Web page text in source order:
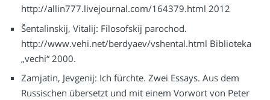
http://allin777.livejournal.com/164379.html 2012
Šentalinskij, Vitalij: Filosofskij parochod.
http://www.vehi.net/berdyaev/vshental.html Biblioteka
„vechi“ 2000.
Zamjatin, Jevgenij: Ich fürchte. Zwei Essays. Aus dem
Russischen übersetzt und mit einem Vorwort von Peter